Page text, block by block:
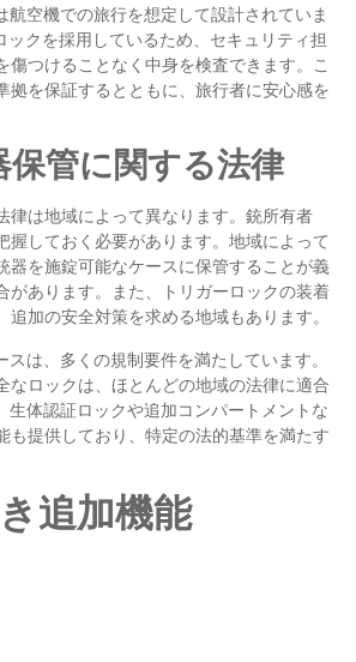
空機での旅行を想定して設計されていま
ックを採用しているため、セキュリティ担
傷つけることなく中身を検査できます。こ
拠を保証するとともに、旅行者に安心感を
保管に関する法律
律は地域によって異なります。銃所有者
握しておく必要があります。地域によって
器を施錠可能なケースに保管することが義
があります。また、トリガーロックの装着
加の安全対策を求める地域もあります。
は、多くの規制要件を満たしています。
なロックは、ほとんどの地域の法律に適合
生体認証ロックや追加コンパートメントな
も提供しており、特定の法的基準を満たす
追加機能